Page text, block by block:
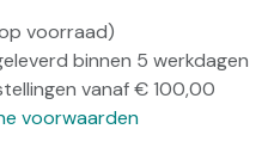
voorraad)
binnen 5 werkdagen
vanaf € 100,00
voorwaarden